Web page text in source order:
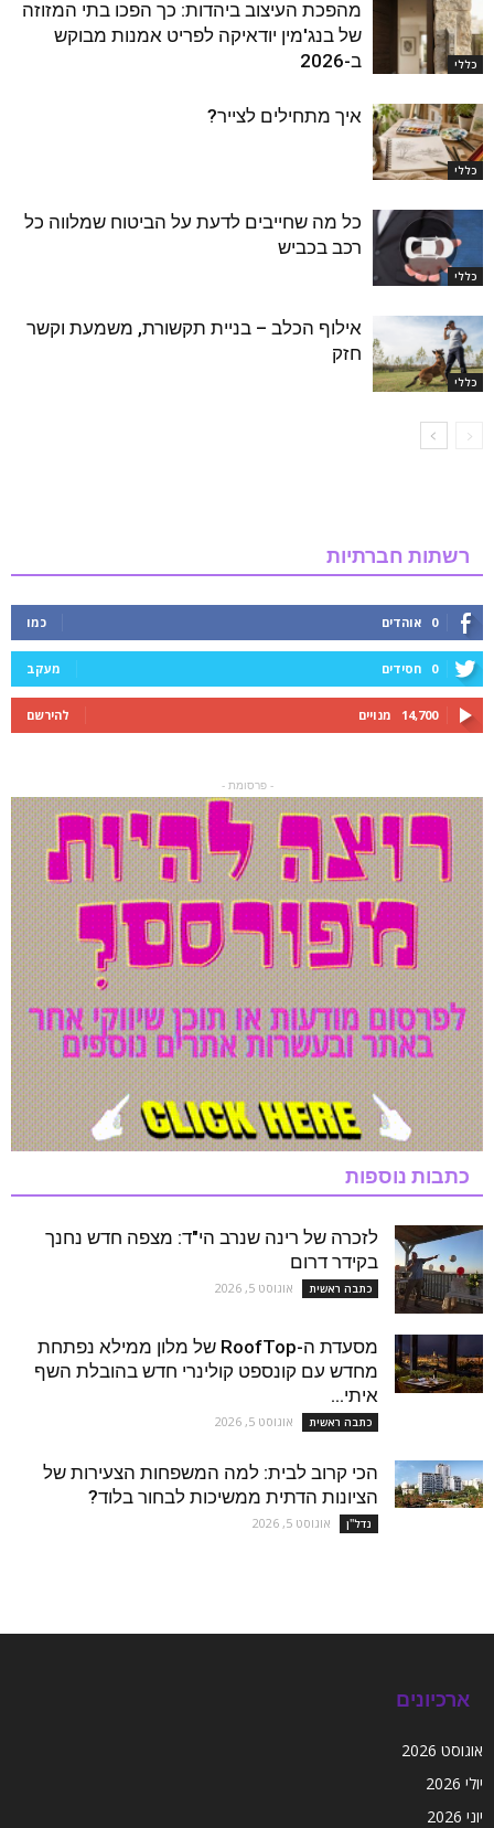
כללי
מהפכת העיצוב ביהדות: כך הפכו בתי המזוזה
של בנג'מין יודאיקה לפריט אמנות מבוקש
ב-2026
כללי
איך מתחילים לצייר?
כללי
כל מה שחייבים לדעת על הביטוח שמלווה כל
רכב בכביש
כללי
אילוף הכלב – בניית תקשורת, משמעת וקשר
חזק
רשתות חברתיות
0 אוהדים כמו
0 חסידים מעקב
14,700 מנויים להירשם
- פרסומת -
כתבות נוספות
לזכרה של רינה שנרב הי"ד: מצפה חדש נחנך
בקידר דרום
כתבה ראשית אוגוסט 5, 2026
מסעדת ה-RoofTop של מלון ממילא נפתחת
מחדש עם קונספט קולינרי חדש בהובלת השף
איתי...
כתבה ראשית אוגוסט 5, 2026
הכי קרוב לבית: למה המשפחות הצעירות של
הציונות הדתית ממשיכות לבחור בלוד?
נדל''ן אוגוסט 5, 2026
ארכיונים
אוגוסט 2026
יולי 2026
יוני 2026